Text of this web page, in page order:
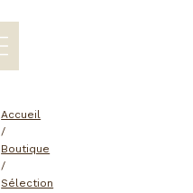
Accueil
/
Boutique
/
Sélection